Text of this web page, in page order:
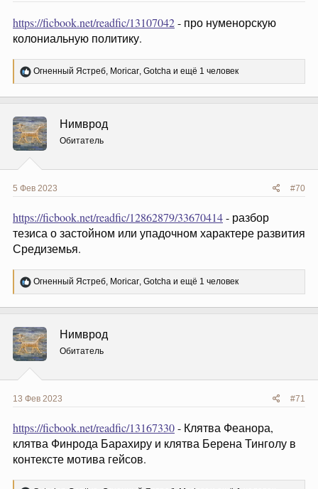
https://ficbook.net/readfic/13107042- про нуменорскую
колониальную политику.
Р
е
ц
и
и
:
Огненный Ястреб, Moricar, Gotcha и ещё 1 человек
Нимврод
Обитатель
5 Фев 2023 #70
https://ficbook.net/readfic/12862879/33670414- разбор
тезиса о застойном или упадочном характере развития
Средиземья.
Р
е
ц
и
и
:
Огненный Ястреб, Moricar, Gotcha и ещё 1 человек
Нимврод
Обитатель
13 Фев 2023 #71
https://ficbook.net/readfic/13167330- Клятва Феанора,
клятва Финрода Барахиру и клятва Берена Тинголу в
контексте мотива гейсов.